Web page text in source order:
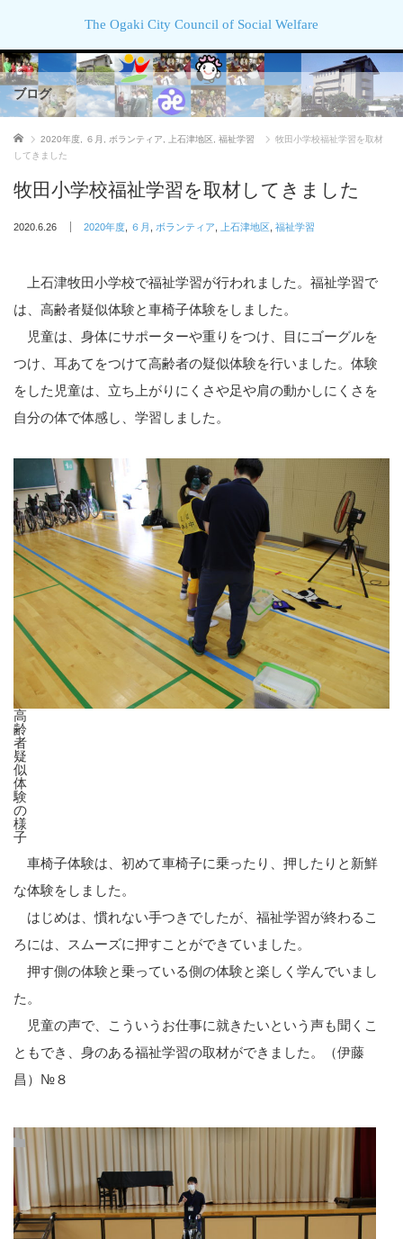
The Ogaki City Council of Social Welfare
ブログ
ホーム 2020年度 ６月 ボランティア 上石津地区 福祉学習
牧田小学校福祉学習を取材
してきました
牧田小学校福祉学習を取材してきました
2020.6.26 2020年度 ６月 ボランティア 上石津地区 福祉学習
上石津牧田小学校で福祉学習が行われました。福祉学習で
は、高齢者疑似体験と車椅子体験をしました。
児童は、身体にサポーターや重りをつけ、目にゴーグルを
つけ、耳あてをつけて高齢者の疑似体験を行いました。体験
をした児童は、立ち上がりにくさや足や肩の動かしにくさを
自分の体で体感し、学習しました。
高
齢
者
疑
似
体
験
の
様
子
車椅子体験は、初めて車椅子に乗ったり、押したりと新鮮
な体験をしました。
はじめは、慣れない手つきでしたが、福祉学習が終わるこ
ろには、スムーズに押すことができていました。
押す側の体験と乗っている側の体験と楽しく学んでいまし
た。
児童の声で、こういうお仕事に就きたいという声も聞くこ
ともでき、身のある福祉学習の取材ができました。（伊藤
昌）№８